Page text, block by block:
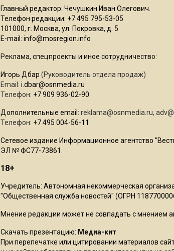
Главный редактор: Чечушкин Иван Олегович.
Телефон редакции: +7 495 795-53-05
101000, г. Москва, ул. Покровка, д. 5
E-mail: info@mosregion.info
Реклама, спецпроекты и иное сотрудничество:
Игорь Дбар (Руководитель отдела продаж)
Email: i.dbar@osnmedia.ru
Телефон: +7 909 936-02-90
Дополнительные email: reklama@osnmedia.ru,
Телефон: +7 495 004-56-11
Сетевое издание Информационное агентство
ЭЛ № ФС77-73861.
18+
Учредитель: Автономная некоммерческая
"Общественная служба новостей" (ОГРН
Мнение редакции может не совпадать с мнением
Скачать презентацию: Медиа-кит
При перепечатке или цитировании материалов